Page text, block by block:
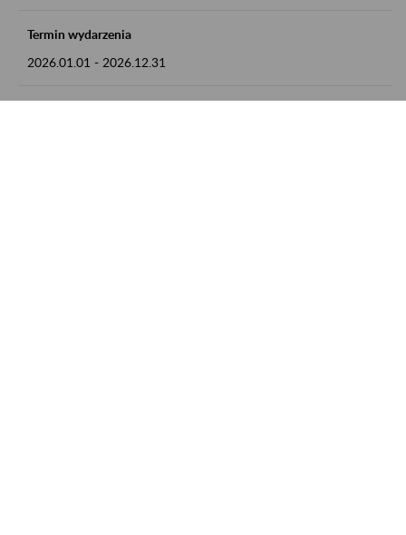
Termin wydarzenia
2026.01.01 - 2026.12.31